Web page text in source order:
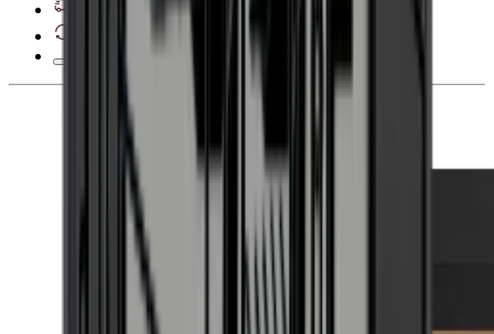
Zobrazit možnosti doručení
28 dní na odstoupení od smlouvy